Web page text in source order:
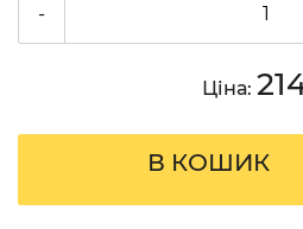
-
Ціна:
В КОШИК